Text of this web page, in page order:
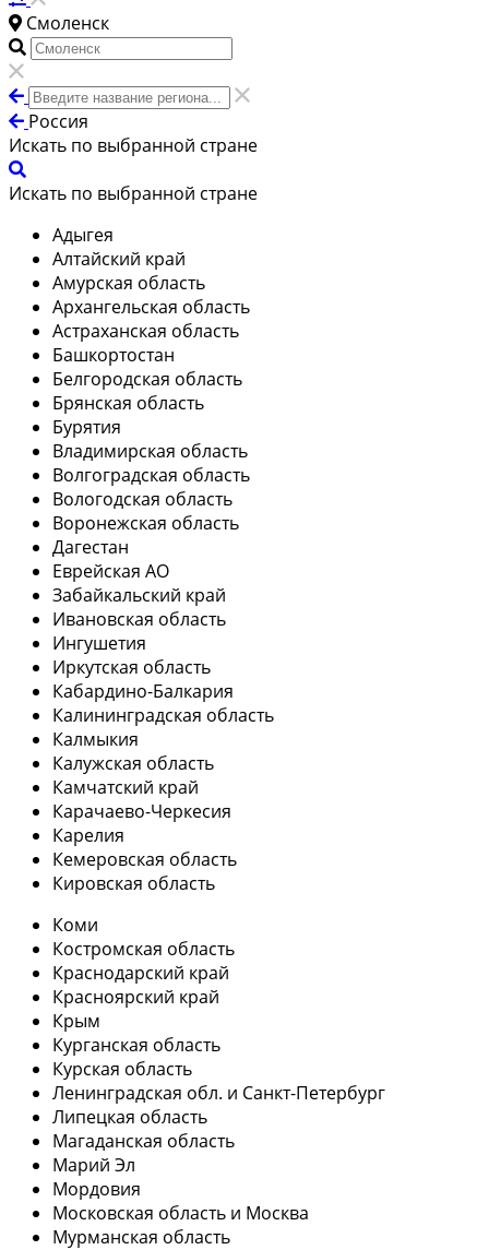
Смоленск
Россия
Искать по выбранной стране
Искать по выбранной стране
Адыгея
Алтайский край
Амурская область
Архангельская область
Астраханская область
Башкортостан
Белгородская область
Брянская область
Бурятия
Владимирская область
Волгоградская область
Вологодская область
Воронежская область
Дагестан
Еврейская АО
Забайкальский край
Ивановская область
Ингушетия
Иркутская область
Кабардино-Балкария
Калининградская область
Калмыкия
Калужская область
Камчатский край
Карачаево-Черкесия
Карелия
Кемеровская область
Кировская область
Коми
Костромская область
Краснодарский край
Красноярский край
Крым
Курганская область
Курская область
Ленинградская обл. и Санкт-Петербург
Липецкая область
Магаданская область
Марий Эл
Мордовия
Московская область и Москва
Мурманская область